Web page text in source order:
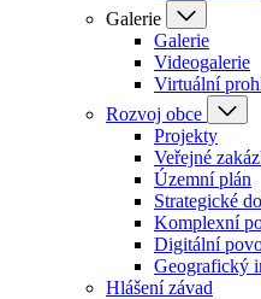
Galerie
Galerie
Videogalerie
Virtuální
Rozvoj obce
Projekty
Veřejné
Územní plán
Strategické
Komplexní
Digitální
Geografický
Hlášení závad